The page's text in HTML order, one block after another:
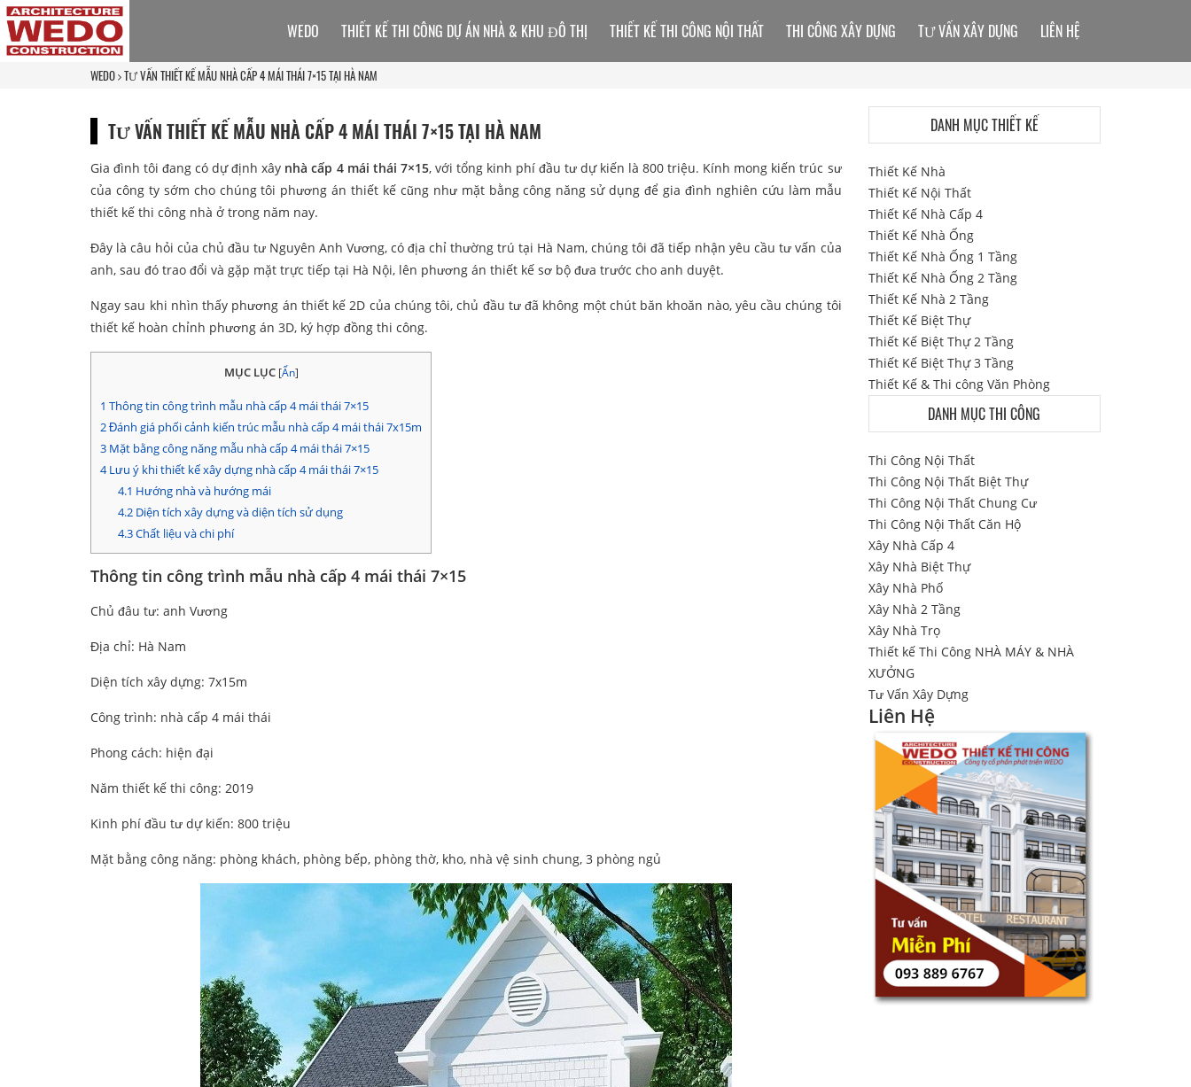
WEDO TƯ VẤN THIẾT KẾ MẪU NHÀ CẤP 4 MÁI THÁI 7×15 TẠI HÀ NAM
TƯ VẤN THIẾT KẾ MẪU NHÀ CẤP 4 MÁI THÁI 7×15 TẠI HÀ NAM
Gia đình tôi đang có dự định xây nhà cấp 4 mái thái 7×15, với tổng kinh phí đầu tư dự kiến là 800 triệu. Kính mong kiến trúc sư
của công ty sớm cho chúng tôi phương án thiết kế cũng như mặt bằng công năng sử dụng để gia đình nghiên cứu làm mẫu
thiết kế thi công nhà ở trong năm nay.
Đây là câu hỏi của chủ đầu tư Nguyên Anh Vương, có địa chỉ thường trú tại Hà Nam, chúng tôi đã tiếp nhận yêu cầu tư vấn của
anh, sau đó trao đổi và gặp mặt trực tiếp tại Hà Nội, lên phương án thiết kế sơ bộ đưa trước cho anh duyệt.
Ngay sau khi nhìn thấy phương án thiết kế 2D của chúng tôi, chủ đầu tư đã không một chút băn khoăn nào, yêu cầu chúng tôi
thiết kế hoàn chỉnh phương án 3D, ký hợp đồng thi công.
MỤC LỤC [Ẩn]
1 Thông tin công trình mẫu nhà cấp 4 mái thái 7×15
2Đánh giá phối cảnh kiến trúc mẫu nhà cấp 4 mái thái 7x15m
3 Mặt bằng công năng mẫu nhà cấp 4 mái thái 7×15
4Lưu ý khi thiết kế xây dựng nhà cấp 4 mái thái 7×15
4.1 Hướng nhà và hướng mái
4.2Diện tích xây dựng và diện tích sử dụng
4.3Chất liệu và chi phí
Thông tin công trình mẫu nhà cấp 4 mái thái 7×15
Chủ đâu tư: anh Vương
Địa chỉ: Hà Nam
Diện tích xây dựng: 7x15m
Công trình: nhà cấp 4 mái thái
Phong cách: hiện đại
Năm thiết kế thi công: 2019
Kinh phí đầu tư dự kiến: 800 triệu
Mặt bằng công năng: phòng khách, phòng bếp, phòng thờ, kho, nhà vệ sinh chung, 3 phòng ngủ
WEDO THIẾT KẾ THI CÔNG DỰ ÁN NHÀ & KHU ĐÔ THỊ THIẾT KẾ THI CÔNG NỘI THẤT THI CÔNG XÂY DỰNG TƯ VẤN XÂY DỰNG LIÊN HỆ
DANH MỤC THIẾT KẾ
Thiết Kế Nhà
Thiết Kế Nội Thất
Thiết Kế Nhà Cấp 4
Thiết Kế Nhà Ống
Thiết Kế Nhà Ống 1 Tầng
Thiết Kế Nhà Ống 2 Tầng
Thiết Kế Nhà 2 Tầng
Thiết Kế Biệt Thự
Thiết Kế Biệt Thự 2 Tầng
Thiết Kế Biệt Thự 3 Tầng
Thiết Kế & Thi công Văn Phòng
DANH MỤC THI CÔNG
Thi Công Nội Thất
Thi Công Nội Thất Biệt Thự
Thi Công Nội Thất Chung Cư
Thi Công Nội Thất Căn Hộ
Xây Nhà Cấp 4
Xây Nhà Biệt Thự
Xây Nhà Phố
Xây Nhà 2 Tầng
Xây Nhà Trọ
Thiết kế Thi Công NHÀ MÁY & NHÀ
XƯỞNG
Tư Vấn Xây Dựng
Liên Hệ